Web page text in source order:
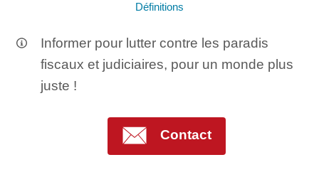
Définitions
Informer pour lutter contre les paradis
fiscaux et judiciaires, pour un monde plus
juste !
Contact